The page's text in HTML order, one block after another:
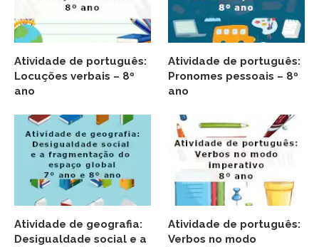
Atividade de português:
Locuções verbais – 8º
ano
Atividade de português:
Pronomes pessoais – 8º
ano
Atividade de geografia:
Desigualdade social e a
Atividade de português:
Verbos no modo